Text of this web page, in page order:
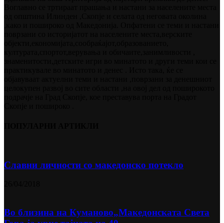
Славни личности со македонско потекло
Во близина на Кумановo„Македонската Света